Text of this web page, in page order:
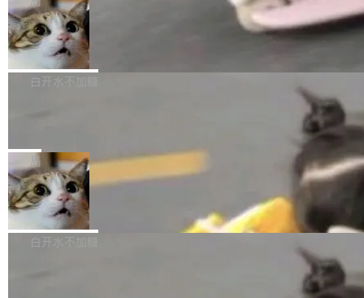
l 迁移或唤醒时，新宿主从 S3 恢复 SQLite 数据
库继续执行。存储库是持久化的唯一真相...
te 17 Pro、OPPO K15，要么是vivo X300 E这
样的次旗舰。 Galaxy Z Fold8 Ultra / Z Fold8 /
Z Flip8三款折叠屏新机均在7月22日发布，且全
部搭载骁龙8 Elite Gen5 for Galaxy，它们本该
本控制系统。目前处于 Early Access 阶段。 De
ltaDB 的核心思路直接写在 landing page 最显
眼的位置：「Software is made between com
mits」——软件是在 commit 之间写出来的。git
是把这段空隙补上。 回退到任何一次编辑：Delt
aDB 捕获 commit 之间的每一次操作，...
SpaceXAI 单季资本开支达 183 亿美元
根据风险投资人Tomer Tunguz 博客（VC 分
析）披露的最新分析与第二季度业绩报告，Spac
微软同期总资本开支的四成。 与亚马逊、Alpha
bet、微软以及 Meta 等传统科技巨头相比，Spa
ceXAI的资金消耗速度尤为引人瞩目。然而，支
撑庞大支出的资金来源却呈现出截然不同的面
貌。数据显示，微软和 Meta 主要依托充沛的经
白开水不加糖
一个在终端里运行的编程 agent；Muse Spark
1.2，驱动这个 agent 的新模型。一句话概括：
你可以用 curl -fsSL https://dev.meta.ai/install.
sh | bash 安装一个能在大项目里自动规划、写
代码、验证结果的 AI 终端工具。 据介绍，Muse
局
美团开源 LoHoSearch，用知识图谱校
准 AI 能力认知
机器出题的前提，是让机器拥有全局视野。整个
构建流程可以分为四个环节：建图 → 控制难度
白开水不加糖